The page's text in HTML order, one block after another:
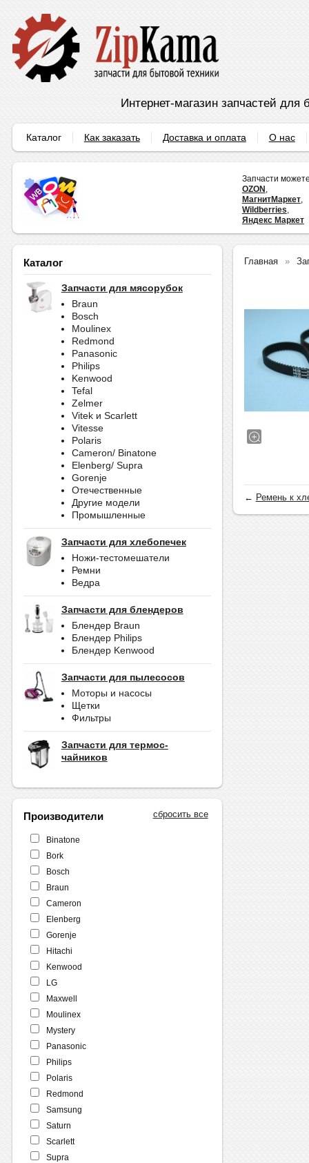
Интернет-магазин запчастей для
Каталог Как заказать Доставка и оплата О нас
Запчасти
OZON ,
МагнитМаркет,
Wildberries,
Яндекс Маркет
Каталог
Запчасти для мясорубок
Braun
Bosch
Moulinex
Redmond
Panasonic
Philips
Kenwood
Tefal
Zelmer
Vitek и Scarlett
Vitesse
Polaris
Cameron/ Binatone
Elenberg/ Supra
Gorenje
Отечественные
Другие модели
Промышленные
Запчасти для хлебопечек
Ножи-тестомешатели
Ремни
Ведра
Запчасти для блендеров
Блендер Braun
Блендер Philips
Блендер Kenwood
Запчасти для пылесосов
Моторы и насосы
Щетки
Фильтры
Запчасти для термос-
чайников
сбросить все
Производители
Binatone
Bork
Bosch
Braun
Cameron
Elenberg
Gorenje
Hitachi
Kenwood
LG
Maxwell
Moulinex
Mystery
Panasonic
Philips
Polaris
Redmond
Samsung
Saturn
Scarlett
Supra
Главная
← Ремень к